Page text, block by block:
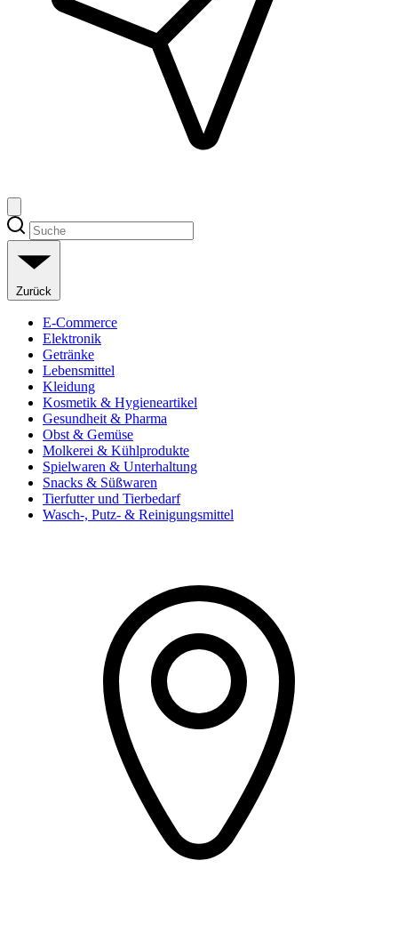
Zurück
E-Commerce
Elektronik
Getränke
Lebensmittel
Kleidung
Kosmetik & Hygieneartikel
Gesundheit & Pharma
Obst & Gemüse
Molkerei & Kühlprodukte
Spielwaren & Unterhaltung
Snacks & Süßwaren
Tierfutter und Tierbedarf
Wasch-, Putz- & Reinigungsmittel